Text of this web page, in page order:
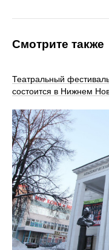
Смотрите также
Театральный
состоится в Нижнем